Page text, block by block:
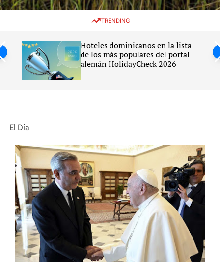
w
c
o
l
e
e
TRENDING
Hoteles dominicanos en la lista
de los más populares del portal
alemán HolidayCheck 2026
El Día